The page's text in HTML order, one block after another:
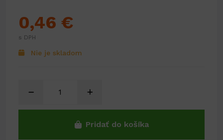
Nie je skladom
0,46 €
s DPH
Pridať do košíka